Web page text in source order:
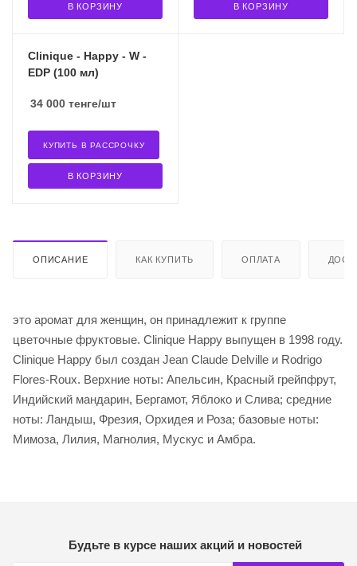
В КОРЗИНУ В КОРЗИНУ
Clinique - Happy - W -
EDP (100 мл)
34 000 тенге/шт
В КОРЗИНУ
КУПИТЬ В РАССРОЧКУ
ОПИСАНИЕ КАК КУПИТЬ ОПЛАТА
это аромат для женщин, он принадлежит к группе
цветочные фруктовые. Clinique Happy выпущен в 1998 году.
Clinique Happy был создан Jean Claude Delville и Rodrigo
Flores-Roux. Верхние ноты: Апельсин, Красный грейпфрут,
Индийский мандарин, Бергамот, Яблоко и Слива; средние
ноты: Ландыш, Фрезия, Орхидея и Роза; базовые ноты:
Мимоза, Лилия, Магнолия, Мускус и Амбра.
Будьте в курсе наших акций и новостей